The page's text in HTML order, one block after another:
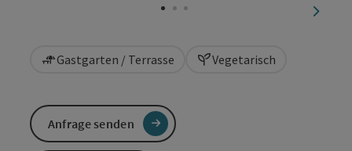
Gastgarten / Terrasse Vegetarisch
Anfrage senden